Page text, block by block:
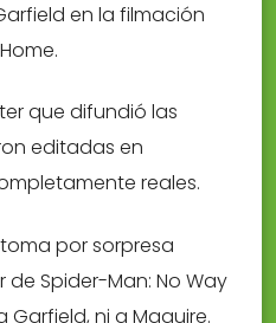
en la filmación
que difundió las
editadas en
reales.
por sorpresa
Spider-Man: No Way
ni a Maguire.